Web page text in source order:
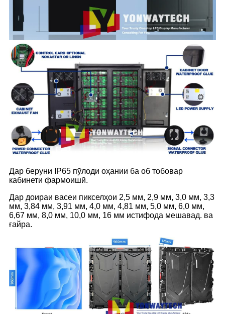
Дар беруни IP65 пӯлоди оҳании ба об тобовар
кабинети фармоишӣ.
Дар доираи васеи пикселҳои 2,5 мм, 2,9 мм, 3,0 мм, 3,3
мм, 3,84 мм, 3,91 мм, 4,0 мм, 4,81 мм, 5,0 мм, 6,0 мм,
6,67 мм, 8,0 мм, 10,0 мм, 16 мм истифода мешавад. ва
ғайра.